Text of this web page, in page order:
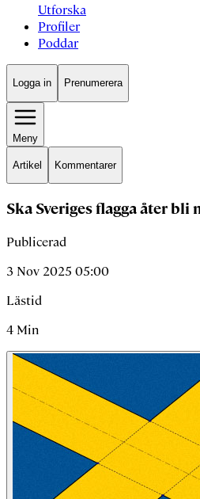
Utforska
Profiler
Poddar
Logga in Prenumerera
Meny
Artikel Kommentarer
Ska Sveriges flagga åter bli
Publicerad
3 Nov 2025 05:00
Lästid
4 Min